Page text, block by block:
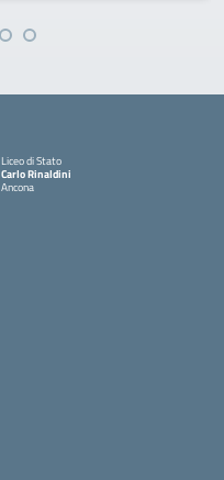
Liceo di Stato
Carlo Rinaldini
Ancona